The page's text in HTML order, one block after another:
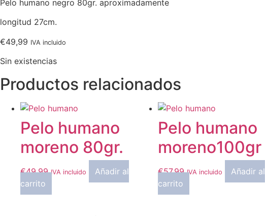
Pelo humano negro 80gr. aproximadamente
longitud 27cm.
€49,99 IVA incluido
Sin existencias
Productos relacionados
Pelo humano
moreno 80gr.
€49,99 IVA incluido
Añadir al
carrito
Pelo humano
moreno100gr
€57,99 IVA incluido
Añadir al
carrito